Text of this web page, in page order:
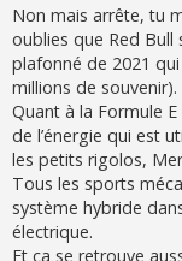
s
s
a
g
e
Non mais arrête, tu
oublies que Red Bull
plafonné de 2021
millions de souvenir).
Quant à la Formule
de l’énergie qui est
les petits rigolos,
Tous les sports
système hybride
électrique.
Et ça se retrouve